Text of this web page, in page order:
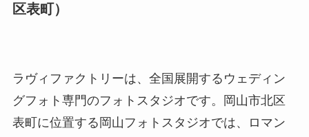
区表町）
ラヴィファクトリーは、全国展開するウェディン
グフォト専門のフォトスタジオです。岡山市北区
表町に位置する岡山フォトスタジオでは、ロマン